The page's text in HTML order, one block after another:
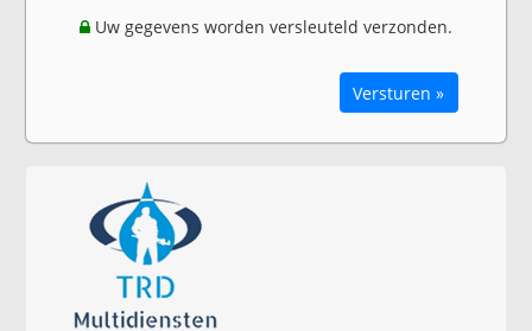
Uw gegevens worden versleuteld verzonden.
Versturen »